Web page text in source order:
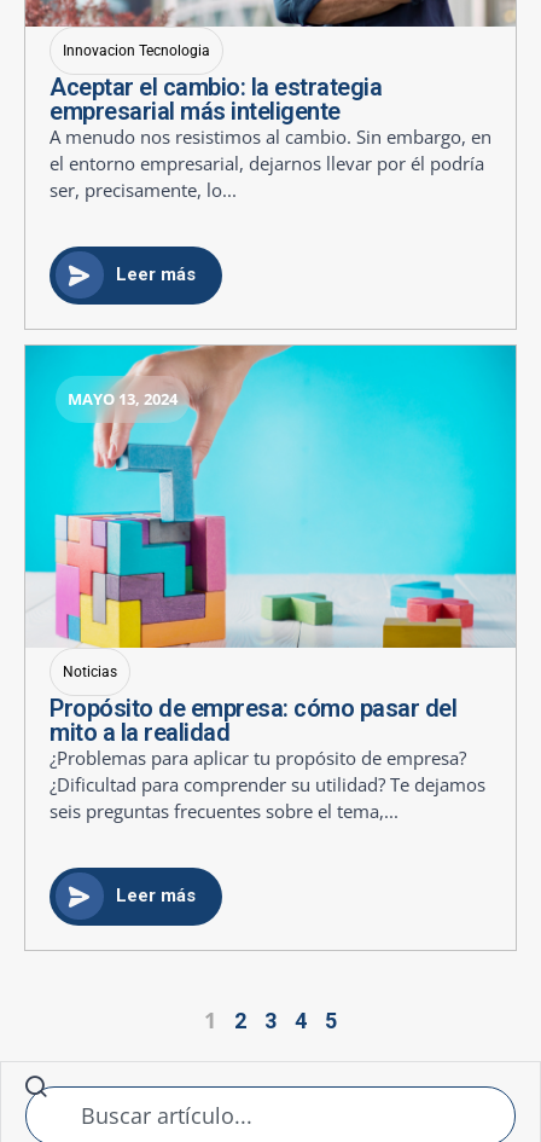
Innovacion Tecnologia
Aceptar el cambio: la estrategia
empresarial más inteligente
A menudo nos resistimos al cambio. Sin embargo, en
el entorno empresarial, dejarnos llevar por él podría
ser, precisamente, lo...
Leer más
MAYO 13, 2024
Noticias
Propósito de empresa: cómo pasar del
mito a la realidad
¿Problemas para aplicar tu propósito de empresa?
¿Dificultad para comprender su utilidad? Te dejamos
seis preguntas frecuentes sobre el tema,...
Leer más
1 2 3 4 5